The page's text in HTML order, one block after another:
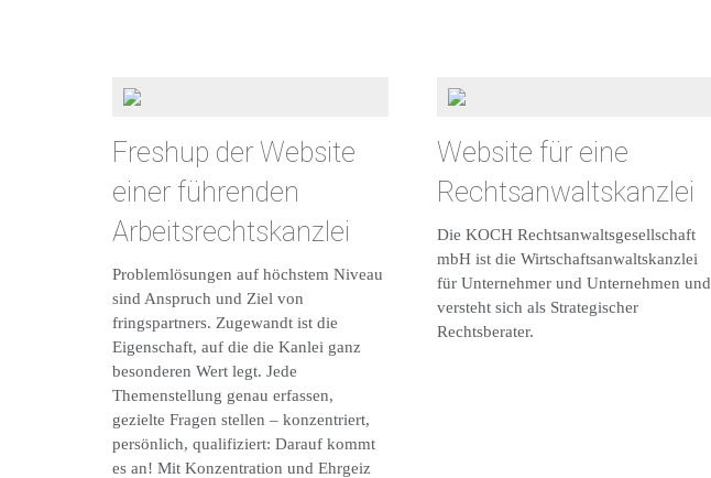
Freshup der Website
einer führenden
Arbeitsrechtskanzlei
Problemlösungen auf höchstem Niveau
sind Anspruch und Ziel von
fringspartners. Zugewandt ist die
Eigenschaft, auf die die Kanlei ganz
besonderen Wert legt. Jede
Themenstellung genau erfassen,
gezielte Fragen stellen – konzentriert,
persönlich, qualifiziert: Darauf kommt
es an! Mit Konzentration und Ehrgeiz
Website für eine
Rechtsanwaltskanzlei
Die KOCH Rechtsanwaltsgesellschaft
mbH ist die Wirtschaftsanwaltskanzlei
für Unternehmer und Unternehmen und
versteht sich als Strategischer
Rechtsberater.